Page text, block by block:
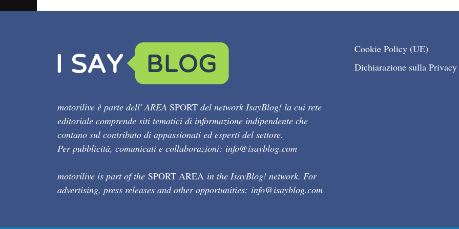
motorilive è parte dell' AREA SPORT del network IsayBlog! la cui rete
editoriale comprende siti tematici di informazione indipendente che
contano sul contributo di appassionati ed esperti del settore.
Per pubblicità, comunicati e collaborazioni: info@isayblog.com
motorilive is part of the SPORT AREA in the IsayBlog! network. For
advertising, press releases and other opportunities: info@isayblog.com
Cookie Policy (UE)
Dichiarazione sulla